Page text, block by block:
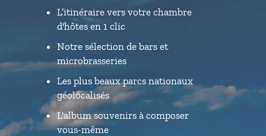
L’itinéraire vers votre chambre
d'hôtes en 1 clic
Notre sélection de bars et
microbrasseries
Les plus beaux parcs nationaux
géolocalisés
L'album souvenirs à composer
vous-même